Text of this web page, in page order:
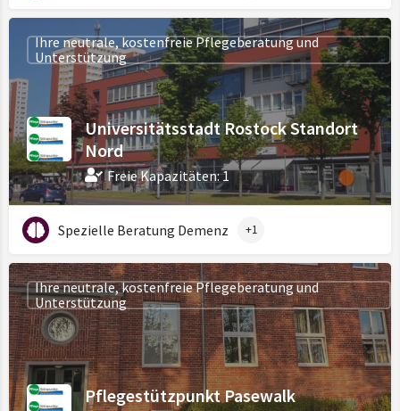
Universitätsstadt Rostock Standort
Nord
Freie Kapazitäten: 1
Ihre neutrale, kostenfreie Pflegeberatung und
Unterstützung
Spezielle Beratung Demenz +1
Pflegestützpunkt Pasewalk
Ihre neutrale, kostenfreie Pflegeberatung und
Unterstützung